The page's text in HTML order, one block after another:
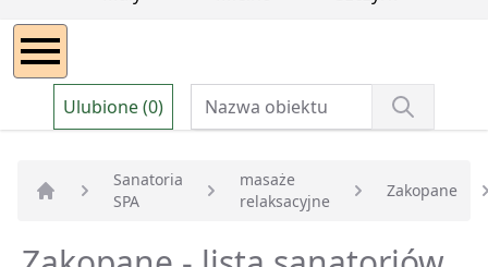
Ulubione (0)
Strona główna
Sanatoria
SPA
masaże
relaksacyjne
Zakopane